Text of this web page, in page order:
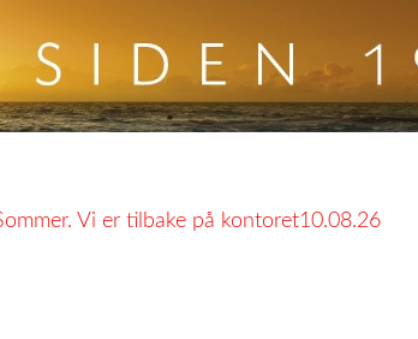
Vi er tilbake på kontoret10.08.26